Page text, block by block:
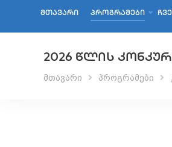
ᲛᲗᲐᲕᲐᲠᲘ ᲞᲠᲝᲒᲠᲐᲛᲔᲑᲘ
2026 ᲬᲚᲘᲡ
მთავარი პროგრამები